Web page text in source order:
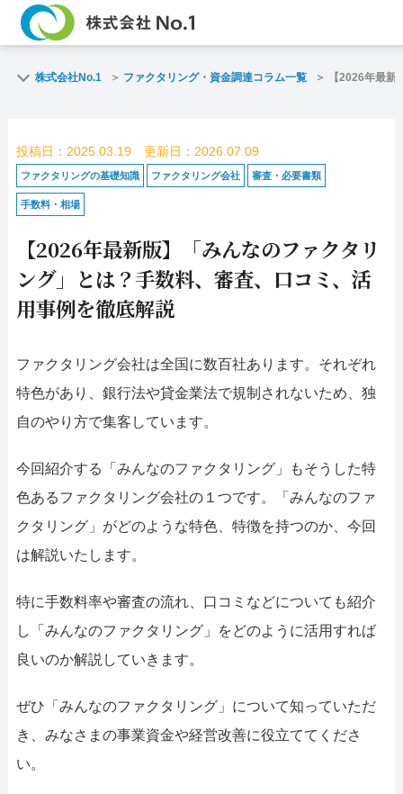
ファクタリ
よくある質問
企業情報
名古屋支店HP 福岡支店HP
お電話で
052-414-4107
ファクタリングで即日資金調
株式会社No.1 ファクタリング・資金調達コラム一覧 【2026年最
投稿日：2025.03.19 更新日：2026.07.09
ファクタリングの基礎知識 ファクタリング会社 審査・必要書類
手数料・相場
【2026年最新版】「みんなのファクタリ
ング」とは？手数料、審査、口コミ、活
用事例を徹底解説
ファクタリング会社は全国に数百社あります。それぞれ
特色があり、銀行法や貸金業法で規制されないため、独
自のやり方で集客しています。
今回紹介する「みんなのファクタリング」もそうした特
色あるファクタリング会社の１つです。「みんなのファ
クタリング」がどのような特色、特徴を持つのか、今回
は解説いたします。
特に手数料率や審査の流れ、口コミなどについても紹介
し「みんなのファクタリング」をどのように活用すれば
良いのか解説していきます。
ぜひ「みんなのファクタリング」について知っていただ
き、みなさまの事業資金や経営改善に役立ててくださ
い。